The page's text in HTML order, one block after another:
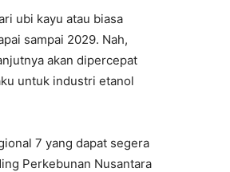
ubi kayu atau biasa
sampai 2029. Nah,
akan dipercepat
untuk industri etanol
7 yang dapat segera
Perkebunan Nusantara